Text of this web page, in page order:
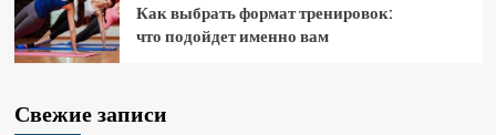
Как выбрать формат тренировок:
что подойдет именно вам
Свежие записи